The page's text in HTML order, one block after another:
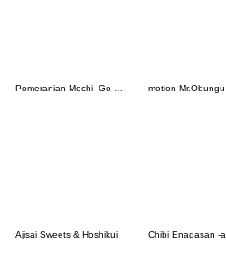
Pomeranian Mochi -Go out- motion Mr.Obungu
Ajisai Sweets & Hoshikui